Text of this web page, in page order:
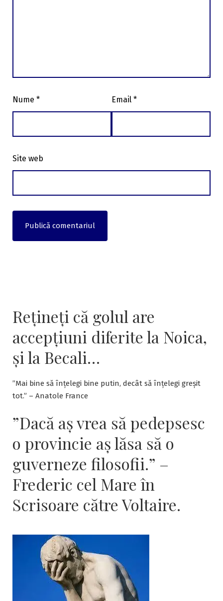
Nume * Email *
Site web
Rețineți că golul are
accepțiuni diferite la Noica,
și la Becali…
”Mai bine să înțelegi bine putin, decât să înțelegi greșit
tot.” – Anatole France
”Dacă aş vrea să pedepsesc
o provincie aş lăsa să o
guverneze filosofii.” –
Frederic cel Mare în
Scrisoare către Voltaire.